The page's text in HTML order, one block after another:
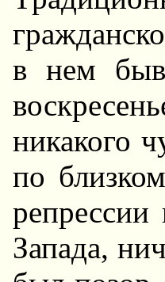
в нем
никакого
по
Запада,